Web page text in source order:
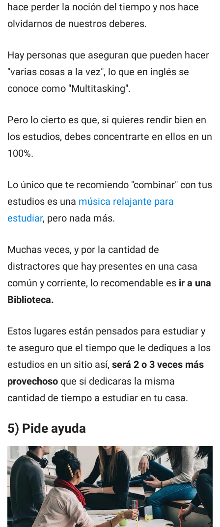
hace perder la noción del tiempo y nos hace
olvidarnos de nuestros deberes.
Hay personas que aseguran que pueden hacer
"varias cosas a la vez", lo que en inglés se
conoce como "Multitasking".
Pero lo cierto es que, si quieres rendir bien en
los estudios, debes concentrarte en ellos en un
100%.
Lo único que te recomiendo "combinar" con tus
estudios es una música relajante para
estudiar, pero nada más.
Muchas veces, y por la cantidad de
distractores que hay presentes en una casa
común y corriente, lo recomendable es ir a una
Biblioteca.
Estos lugares están pensados para estudiar y
te aseguro que el tiempo que le dediques a los
estudios en un sitio así, será 2 o 3 veces más
provechoso que si dedicaras la misma
cantidad de tiempo a estudiar en tu casa.
5) Pide ayuda